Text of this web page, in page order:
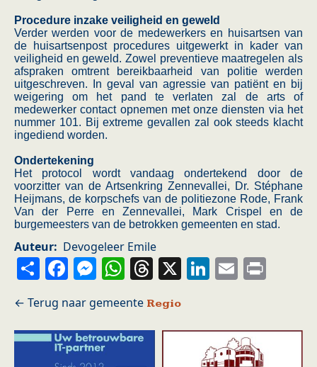
Procedure inzake veiligheid en geweld
Verder werden voor de medewerkers en huisartsen van
de huisartsenpost procedures uitgewerkt in kader van
veiligheid en geweld. Zowel preventieve maatregelen als
afspraken omtrent bereikbaarheid van politie werden
uitgeschreven. In geval van agressie van patiënt en bij
weigering om het pand te verlaten zal de arts of
medewerker contact opnemen met onze diensten via het
nummer 101. Bij extreme gevallen zal ook steeds klacht
ingediend worden.
Ondertekening
Het protocol wordt vandaag ondertekend door de
voorzitter van de Artsenkring Zennevallei, Dr. Stéphane
Heijmans, de korpschefs van de politiezone Rode, Frank
Van der Perre en Zennevallei, Mark Crispel en de
burgemeesters van de betrokken gemeenten en stad.
Auteur Devogeleer Emile
ShareFacebook
Messenger
WhatsApp
Threads
X LinkedIn
Email
Regio